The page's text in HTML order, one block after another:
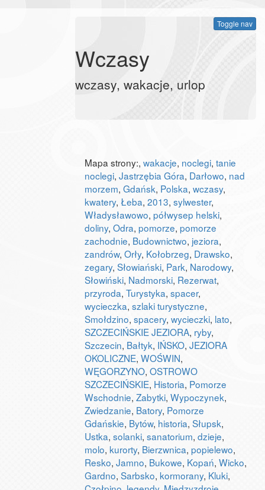
Toggle nav
Wczasy
wczasy, wakacje, urlop
Mapa strony:, wakacje, noclegi, tanie
noclegi, Jastrzębia Góra, Darłowo, nad
morzem, Gdańsk, Polska, wczasy,
kwatery, Łeba, 2013, sylwester,
Władysławowo, półwysep helski,
doliny, Odra, pomorze, pomorze
zachodnie, Budownictwo, jeziora,
zandrów, Orły, Kołobrzeg, Drawsko,
zegary, Słowiański, Park, Narodowy,
Słowiński, Nadmorski, Rezerwat,
przyroda, Turystyka, spacer,
wycieczka, szlaki turystyczne,
Smołdzino, spacery, wycieczki, lato,
SZCZECIŃSKIE JEZIORA, ryby,
Szczecin, Bałtyk, IŃSKO, JEZIORA
OKOLICZNE, WOŚWIN,
WĘGORZYNO, OSTROWO
SZCZECIŃSKIE, Historia, Pomorze
Wschodnie, Zabytki, Wypoczynek,
Zwiedzanie, Batory, Pomorze
Gdańskie, Bytów, historia, Słupsk,
Ustka, solanki, sanatorium, dzieje,
molo, kurorty, Bierzwnica, popielewo,
Resko, Jamno, Bukowe, Kopań, Wicko,
Gardno, Sarbsko, kormorany, Kluki,